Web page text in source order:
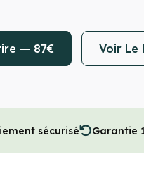
— 87€ Voir Le
sécurisé Garantie